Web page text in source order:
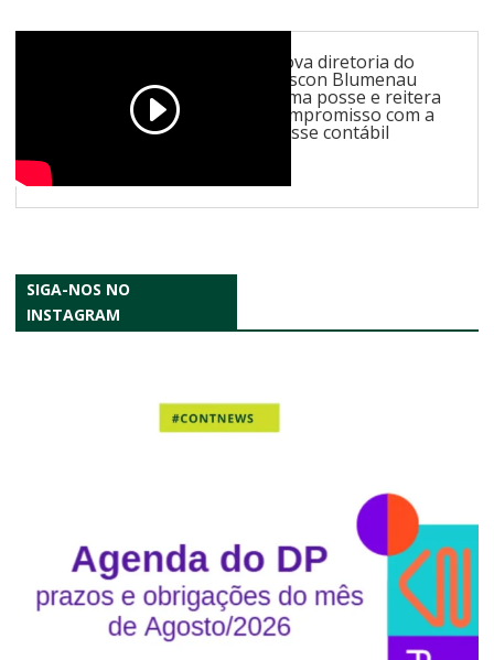
Nova diretoria do
Sescon Blumenau
toma posse e reitera
compromisso com a
classe contábil
SIGA-NOS NO
INSTAGRAM